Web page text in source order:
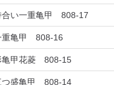
合い一重亀甲 808-17
重亀甲 808-16
亀甲花菱 808-15
つ盛亀甲 808-14